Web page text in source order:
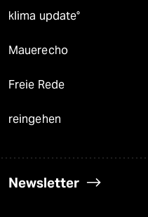
klima update°
Mauerecho
Freie Rede
reingehen
Newsletter